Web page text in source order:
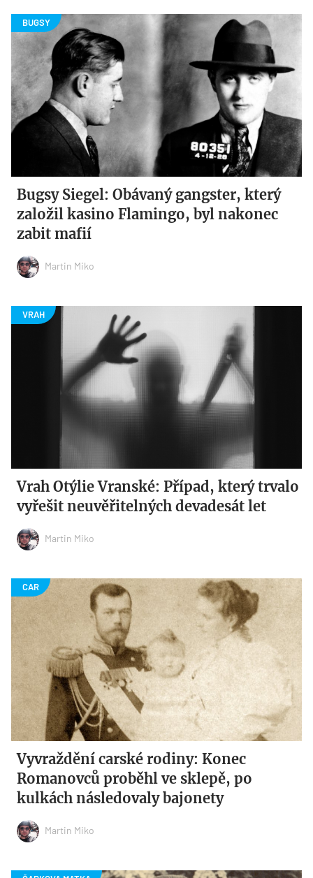
Bugsy Siegel: Obávaný gangster, který
založil kasino Flamingo, byl nakonec
zabit mafií
Martin Miko
Vrah Otýlie Vranské: Případ, který trvalo
vyřešit neuvěřitelných devadesát let
Martin Miko
Vyvraždění carské rodiny: Konec
Romanovců proběhl ve sklepě, po
kulkách následovaly bajonety
Martin Miko